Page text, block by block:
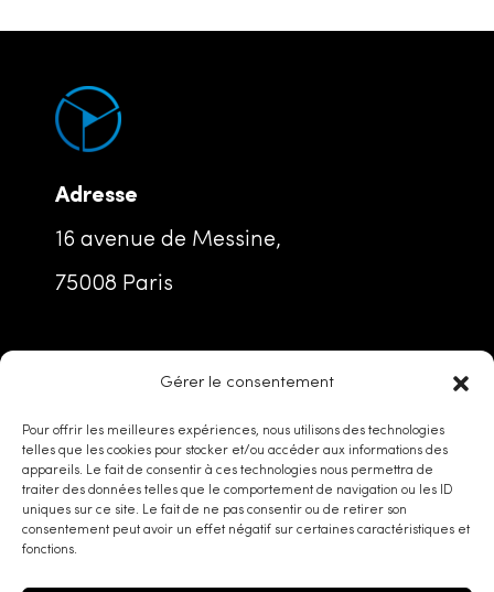
Gérer le consentement
Pour offrir les meilleures expériences, nous utilisons des technologies
telles que les cookies pour stocker et/ou accéder aux informations des
appareils. Le fait de consentir à ces technologies nous permettra de
traiter des données telles que le comportement de navigation ou les ID
uniques sur ce site. Le fait de ne pas consentir ou de retirer son
consentement peut avoir un effet négatif sur certaines caractéristiques et
fonctions.
Adresse
16 avenue de Messine,
75008 Paris